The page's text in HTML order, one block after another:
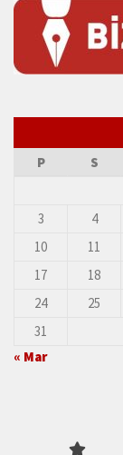
P
S
3
4
10
11
17
18
24
25
31
« Mar